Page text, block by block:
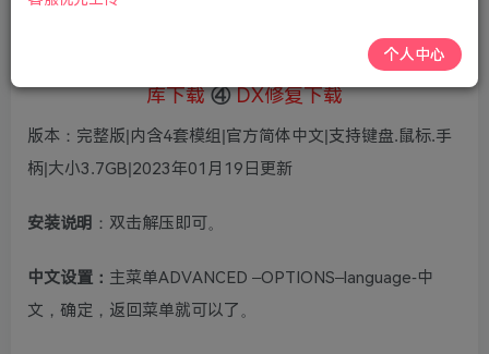
③ 游戏运行
库下载 ④ DX修复下载
版本：完整版|内含4套模组|官方简体中文|支持键盘.鼠标.手
柄|大小3.7GB|2023年01月19日更新
安装说明 ：双击解压即可。
中文设置： 主菜单ADVANCED –OPTIONS–language-中
文，确定，返回菜单就可以了。
个人中心